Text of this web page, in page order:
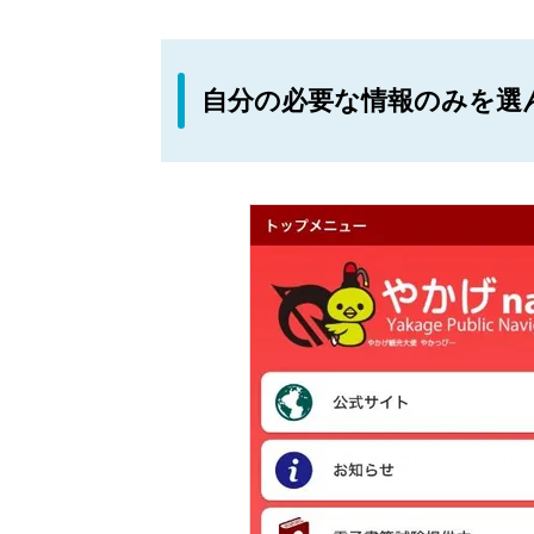
自分の必要な情報のみを選